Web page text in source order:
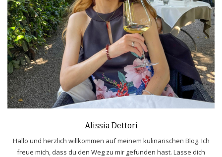
Alissia Dettori
Hallo und herzlich willkommen auf meinem kulinarischen Blog. Ich
freue mich, dass du den Weg zu mir gefunden hast. Lasse dich